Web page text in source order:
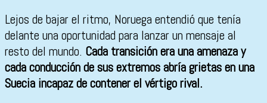
Lejos de bajar el ritmo, Noruega entendió que tenía
delante una oportunidad para lanzar un mensaje al
resto del mundo. Cada transición era una amenaza y
cada conducción de sus extremos abría grietas en una
Suecia incapaz de contener el vértigo rival.